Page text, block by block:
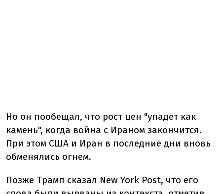
Но он пообещал, что рост цен "упадет как
камень", когда война с Ираном закончится.
При этом США и Иран в последние дни вновь
обменялись огнем.
Позже Трамп сказал New York Post, что его